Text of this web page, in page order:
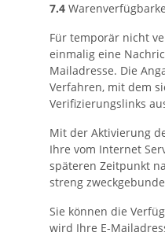
7.4
Für temporär nicht
einmalig eine
Mailadresse. Die
Verfahren, mit dem
Verifizierungslinks
Mit der Aktivierung
Ihre vom Internet
späteren Zeitpunkt
streng
Sie können die
wird Ihre E-